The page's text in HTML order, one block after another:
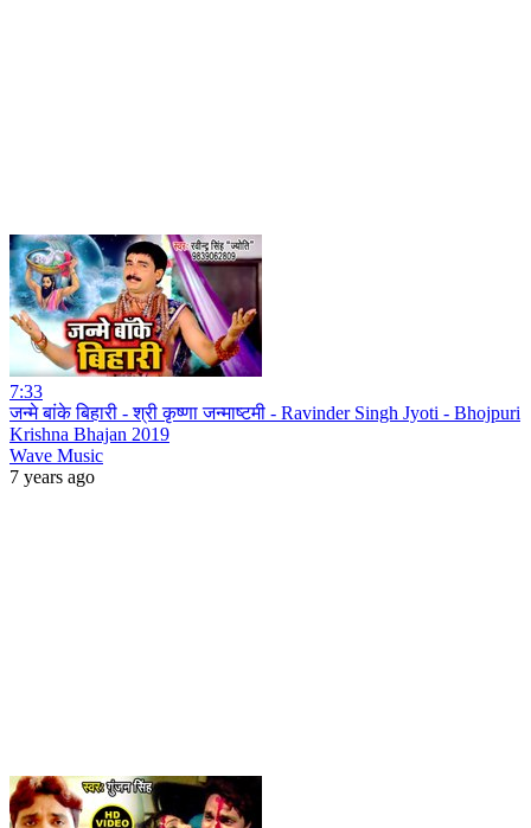
7:33
जन्मे बांके बिहारी - श्री कृष्णा जन्माष्टमी - Ravinder Singh Jyoti - Bhojpuri
Krishna Bhajan 2019
Wave Music
7 years ago